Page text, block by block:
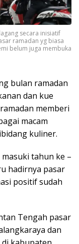
secara inisiatif
ramadan yg biasa
belum juga membuka
bulan ramadan
dan kue
memberi
macam
kuliner.
tahun ke –
hadirnya pasar
positif sudah
Tengah pasar
dan